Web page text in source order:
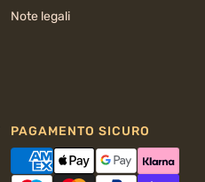
Note legali
PAGAMENTO SICURO